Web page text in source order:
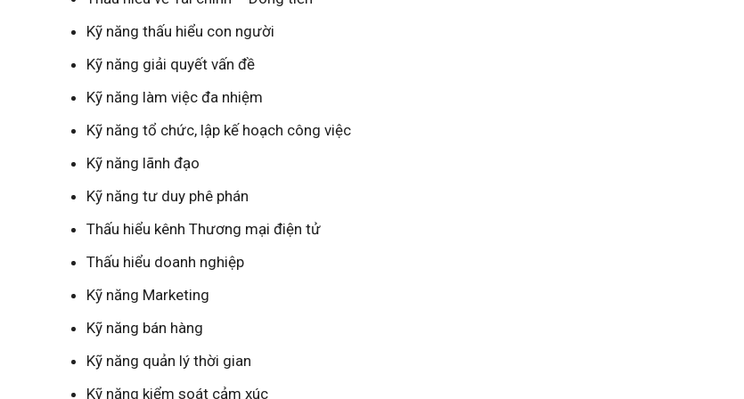
Kỹ năng thấu hiểu con người
Kỹ năng giải quyết vấn đề
Kỹ năng làm việc đa nhiệm
Kỹ năng tổ chức, lập kế hoạch công việc
Kỹ năng lãnh đạo
Kỹ năng tư duy phê phán
Thấu hiểu kênh Thương mại điện tử
Thấu hiểu doanh nghiệp
Kỹ năng Marketing
Kỹ năng bán hàng
Kỹ năng quản lý thời gian
Kỹ năng kiểm soát cảm xúc